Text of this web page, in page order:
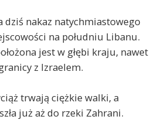
dziś nakaz natychmiastowego
na południu Libanu.
jest w głębi kraju, nawet
z Izraelem.
trwają ciężkie walki, a
już aż do rzeki Zahrani.